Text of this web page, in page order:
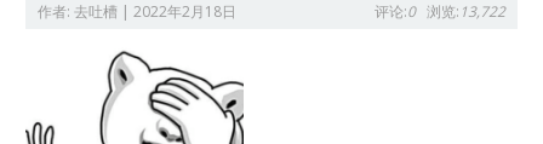
作者:去吐槽 |2022年2月18日 评论:0 浏览: 13,722